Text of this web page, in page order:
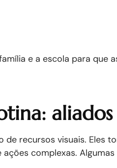
e a escola para que
recursos visuais. Eles
complexas.